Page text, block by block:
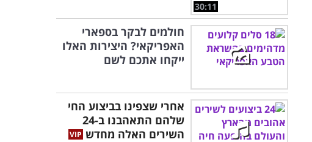
30:11
חולמים לבקר בספארי
האפריקאי? היצירות האלו
ייקחו אתכם לשם
אחרי שצפינו בביצוע החי
שלהם התאהבנו ב-24
השירים האלה מחדש